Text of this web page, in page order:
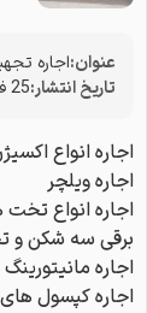
عنوان:اجاره
تاریخ انتشار:25 فروردین 1405
اجاره انواع اکسیژن ساز
اجاره ویلچر
اجاره انواع
برقی سه شکن و
اجاره مانیتورینگ
اجاره کپسول های 10 و 20 لیتری